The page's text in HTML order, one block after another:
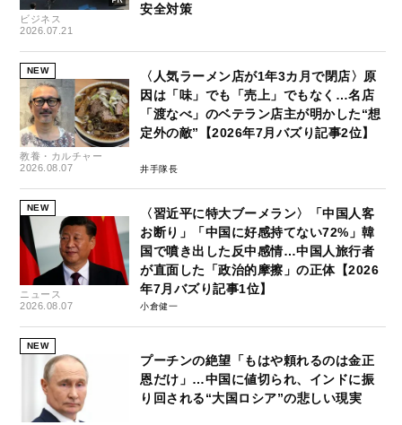
ビジネス
2026.07.21
安全対策
NEW
教養・カルチャー
2026.08.07
〈人気ラーメン店が1年3カ月で閉店〉原
因は「味」でも「売上」でもなく…名店
「渡なべ」のベテラン店主が明かした“想
定外の敵”【2026年7月バズり記事2位】
井手隊長
NEW
ニュース
2026.08.07
〈習近平に特大ブーメラン〉「中国人客
お断り」「中国に好感持てない72%」韓
国で噴き出した反中感情…中国人旅行者
が直面した「政治的摩擦」の正体【2026
年7月バズり記事1位】
小倉健一
NEW
プーチンの絶望「もはや頼れるのは金正
恩だけ」…中国に値切られ、インドに振
り回される“大国ロシア”の悲しい現実